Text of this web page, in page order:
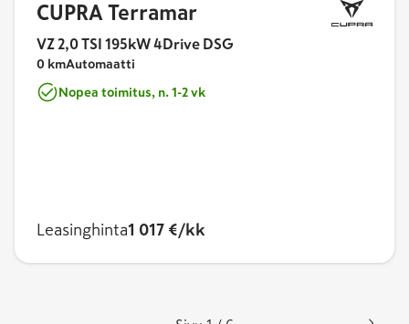
CUPRA Terramar
VZ 2,0 TSI 195kW 4Drive DSG
0 kmAutomaatti
Nopea toimitus, n. 1-2 vk
Leasinghinta1 017 €/kk